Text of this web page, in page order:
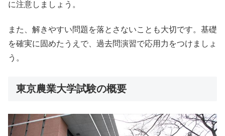
に注意しましょう。
また、解きやすい問題を落とさないことも大切です。基礎
を確実に固めたうえで、過去問演習で応用力をつけましょ
う。
東京農業大学試験の概要